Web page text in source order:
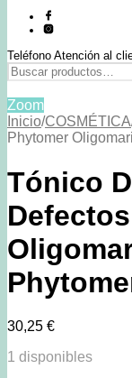
Teléfono Atención al
Buscar
por:
Zoom
Inicio/COSMÉTICA
Phytomer
Tónico
30,25 €
1 disponibles